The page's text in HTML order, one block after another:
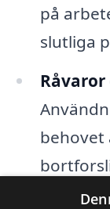
på
slutliga
behovet
även